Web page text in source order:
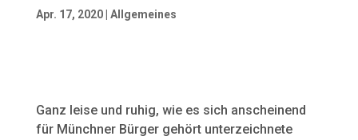
Apr. 17, 2020| Allgemeines
Ganz leise und ruhig, wie es sich anscheinend
für Münchner Bürger gehört unterzeichnete